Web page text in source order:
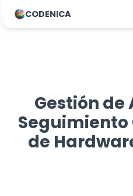
CODENICA
Gestión de
de